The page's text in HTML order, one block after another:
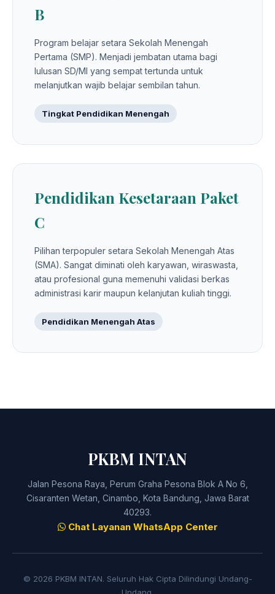
B
Program belajar setara Sekolah Menengah
Pertama (SMP). Menjadi jembatan utama bagi
lulusan SD/MI yang sempat tertunda untuk
melanjutkan wajib belajar sembilan tahun.
Tingkat Pendidikan Menengah
Pendidikan Kesetaraan Paket
C
Pilihan terpopuler setara Sekolah Menengah Atas
(SMA). Sangat diminati oleh karyawan, wiraswasta,
atau profesional guna memenuhi validasi berkas
administrasi karir maupun kelanjutan kuliah tinggi.
Pendidikan Menengah Atas
PKBM INTAN
Jalan Pesona Raya, Perum Graha Pesona Blok A No 6,
Cisaranten Wetan, Cinambo, Kota Bandung, Jawa Barat
40293.
Chat Layanan WhatsApp Center
© 2026 PKBM INTAN. Seluruh Hak Cipta Dilindungi Undang-
Undang.